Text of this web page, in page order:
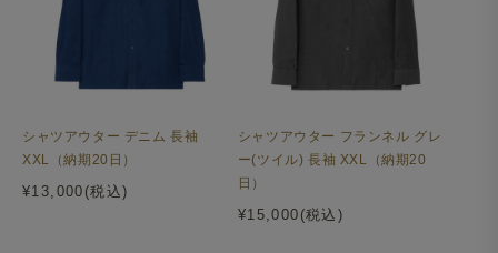
シャツアウター デニム 長袖
XXL（納期20日）
¥13,000(税込)
シャツアウター フランネル グレ
ー(ツイル) 長袖 XXL（納期20
日）
¥15,000(税込)